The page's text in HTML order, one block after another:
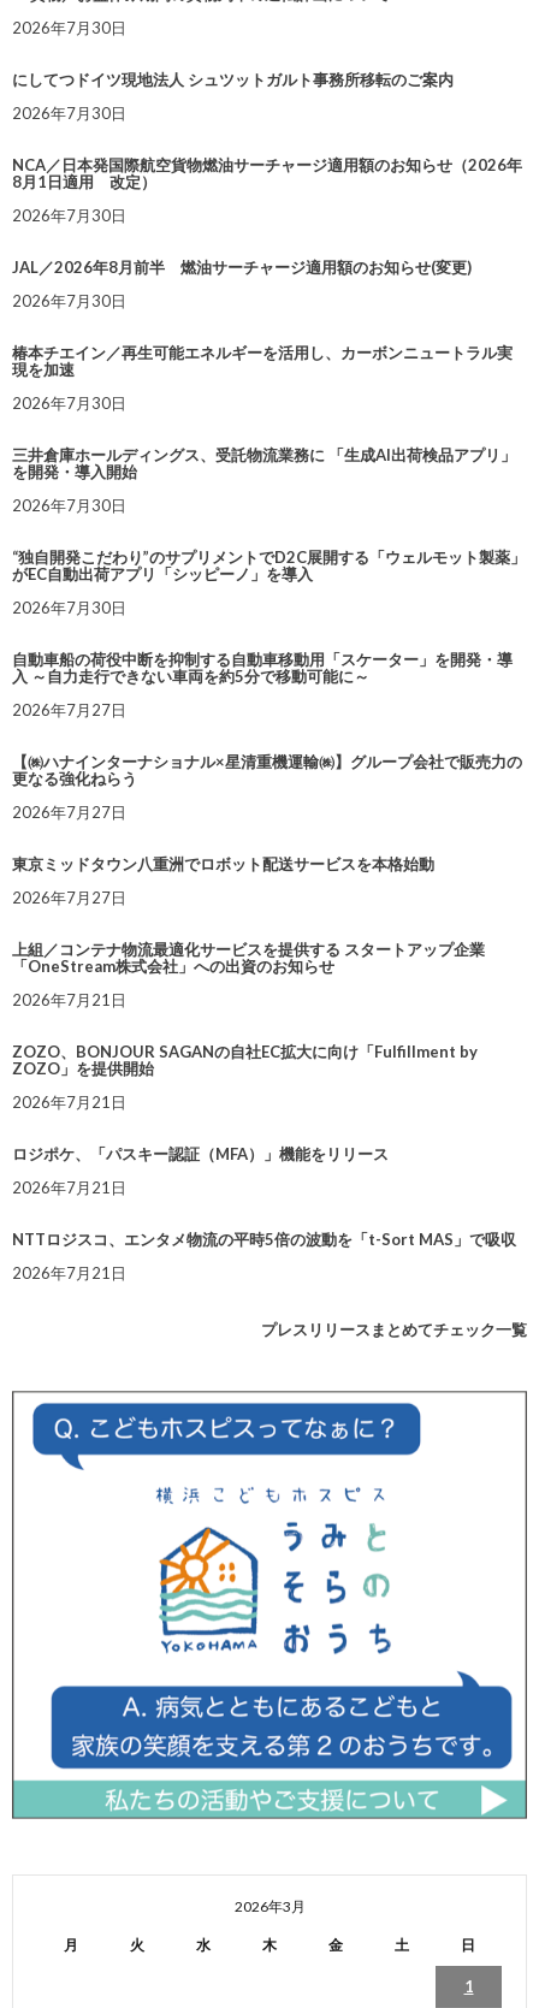
2026年7月30日
にしてつドイツ現地法人 シュツットガルト事務所移転のご案内
2026年7月30日
NCA／日本発国際航空貨物燃油サーチャージ適用額のお知らせ（2026年
8月1日適用 改定）
2026年7月30日
JAL／2026年8月前半 燃油サーチャージ適用額のお知らせ(変更)
2026年7月30日
椿本チエイン／再生可能エネルギーを活用し、カーボンニュートラル実
現を加速
2026年7月30日
三井倉庫ホールディングス、受託物流業務に 「生成AI出荷検品アプリ」
を開発・導入開始
2026年7月30日
“独自開発こだわり”のサプリメントでD2C展開する「ウェルモット製薬」
がEC自動出荷アプリ「シッピーノ」を導入
2026年7月30日
自動車船の荷役中断を抑制する自動車移動用「スケーター」を開発・導
入 ～自力走行できない車両を約5分で移動可能に～
2026年7月27日
【㈱ハナインターナショナル×星清重機運輸㈱】グループ会社で販売力の
更なる強化ねらう
2026年7月27日
東京ミッドタウン八重洲でロボット配送サービスを本格始動
2026年7月27日
上組／コンテナ物流最適化サービスを提供する スタートアップ企業
「OneStream株式会社」への出資のお知らせ
2026年7月21日
ZOZO、BONJOUR SAGANの自社EC拡大に向け「Fulfillment by
ZOZO」を提供開始
2026年7月21日
ロジポケ、「パスキー認証（MFA）」機能をリリース
2026年7月21日
NTTロジスコ、エンタメ物流の平時5倍の波動を「t-Sort MAS」で吸収
2026年7月21日
プレスリリースまとめてチェック一覧
2026年3月
月 火 水 木 金 土 日
1